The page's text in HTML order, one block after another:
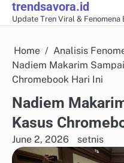
Skiptrendsavora.id
Update Tren Viral & Fenomena
Home
Analisis
Nadiem Makarim
Chromebook Hari Ini
Nadiem
Kasus
June 2, 2026 setnis